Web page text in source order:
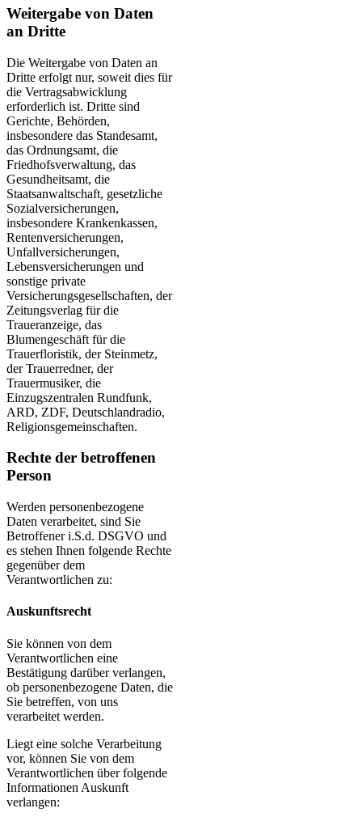
Weitergabe von Daten
an Dritte
Die Weitergabe von Daten an
Dritte erfolgt nur, soweit dies für
die Vertragsabwicklung
erforderlich ist. Dritte sind
Gerichte, Behörden,
insbesondere das Standesamt,
das Ordnungsamt, die
Friedhofsverwaltung, das
Gesundheitsamt, die
Staatsanwaltschaft, gesetzliche
Sozialversicherungen,
insbesondere Krankenkassen,
Rentenversicherungen,
Unfallversicherungen,
Lebensversicherungen und
sonstige private
Versicherungsgesellschaften, der
Zeitungsverlag für die
Traueranzeige, das
Blumengeschäft für die
Trauerfloristik, der Steinmetz,
der Trauerredner, der
Trauermusiker, die
Einzugszentralen Rundfunk,
ARD, ZDF, Deutschlandradio,
Religionsgemeinschaften.
Rechte der betroffenen
Person
Werden personenbezogene
Daten verarbeitet, sind Sie
Betroffener i.S.d. DSGVO und
es stehen Ihnen folgende Rechte
gegenüber dem
Verantwortlichen zu:
Auskunftsrecht
Sie können von dem
Verantwortlichen eine
Bestätigung darüber verlangen,
ob personenbezogene Daten, die
Sie betreffen, von uns
verarbeitet werden.
Liegt eine solche Verarbeitung
vor, können Sie von dem
Verantwortlichen über folgende
Informationen Auskunft
verlangen: